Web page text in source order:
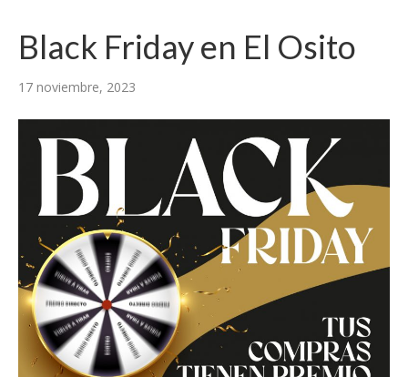
Black Friday en El Osito
17 noviembre, 2023